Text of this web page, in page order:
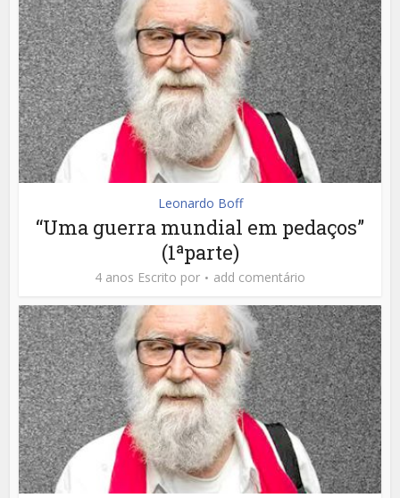
Leonardo Boff
“Uma guerra mundial em pedaços”
(1ªparte)
4 anos Escrito por add comentário